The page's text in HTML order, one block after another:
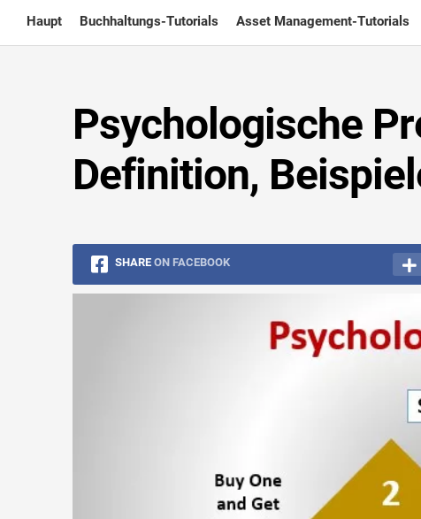
content
Haupt Buchhaltungs-Tutorials Asset Management-Tutorials
Psychologische
Definition,
SHARE ON FACEBOOK